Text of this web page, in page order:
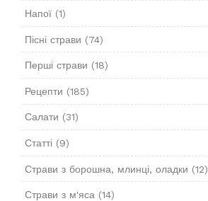
Напої(1)
Пісні страви (74)
Перші страви (18)
Рецепти (185)
Салати (31)
Статті (9)
Страви з борошна, млинці, оладки (12)
Страви з м'яса(14)